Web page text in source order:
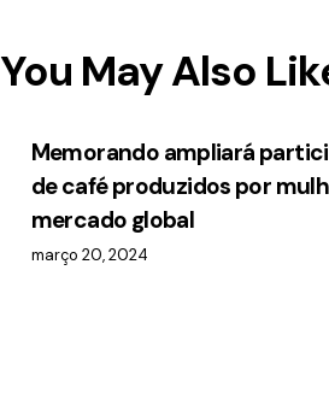
You May Also
Memorando ampliará
de café produzidos por
mercado global
março 20, 2024